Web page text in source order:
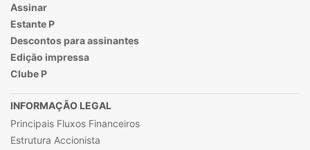
Assinar
Estante P
Descontos para assinantes
Edição impressa
Clube P
INFORMAÇÃO LEGAL
Principais Fluxos Financeiros
Estrutura Accionista